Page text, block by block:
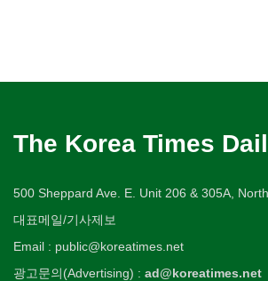
The Korea Times
500 Sheppard Ave. E. Unit 206 & 305A,
대표메일/기사제보
Email : public@koreatimes.net
광고문의(Advertising) : ad@koreatimes.net